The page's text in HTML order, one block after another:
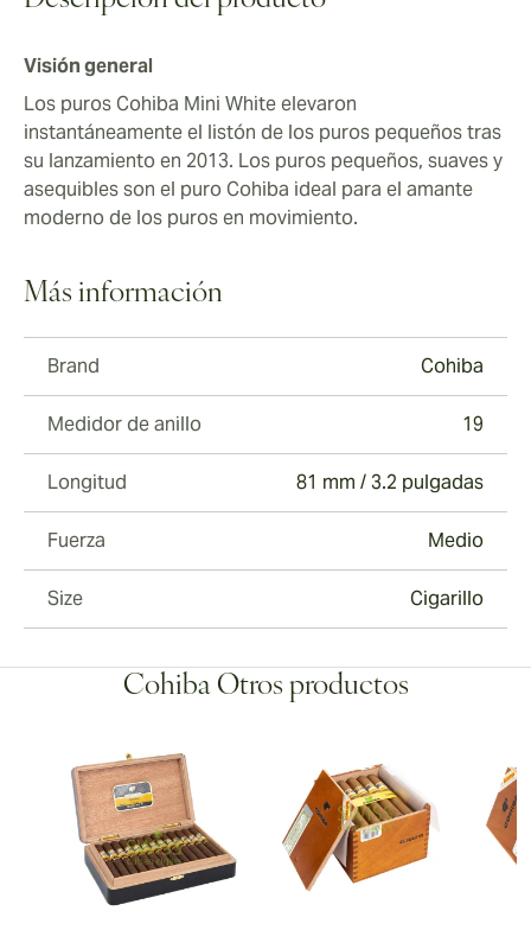
Visión general
Los puros Cohiba Mini White elevaron
instantáneamente el listón de los puros pequeños tras
su lanzamiento en 2013. Los puros pequeños, suaves y
asequibles son el puro Cohiba ideal para el amante
moderno de los puros en movimiento.
Más información
Brand Cohiba
Medidor de anillo 19
Longitud 81 mm / 3.2 pulgadas
Fuerza Medio
Size Cigarillo
Cohiba Otros productos